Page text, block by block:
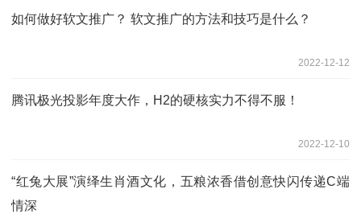
如何做好软文推广？ 软文推广的方法和技巧是什么？
2022-12-12
腾讯极光投影年度大作，H2的硬核实力不得不服！
2022-12-10
“红兔大展”演绎生肖酒文化，五粮浓香借创意快闪传递C端
情深